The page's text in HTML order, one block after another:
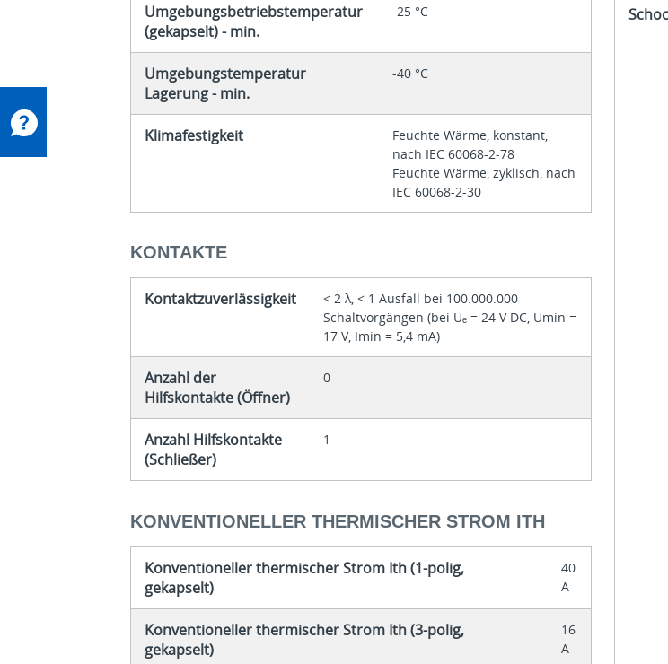
Umgebungsbetriebstemperatur
(gekapselt) - min.
-25 °C
Umgebungstemperatur
Lagerung - min.
-40 °C
Klimafestigkeit
Feuchte Wärme, konstant,
nach IEC 60068-2-78
Feuchte Wärme, zyklisch, nach
IEC 60068-2-30
KONTAKTE
Kontaktzuverlässigkeit
< 2 λ, < 1 Ausfall bei 100.000.000
Schaltvorgängen (bei Uₑ = 24 V DC, Umin =
17 V, Imin = 5,4 mA)
Anzahl der
Hilfskontakte (Öffner)
0
Anzahl Hilfskontakte
(Schließer)
1
KONVENTIONELLER THERMISCHER STROM ITH
Konventioneller thermischer Strom Ith (1-polig,
gekapselt)
40
A
Konventioneller thermischer Strom Ith (3-polig,
gekapselt)
16
A